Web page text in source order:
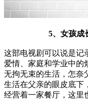
5、女孩成
这部电视剧可以说是记
爱情、家庭和学业中的
无拘无束的生活，怎奈
生活在父亲的眼皮底下
经营着一家餐厅，这里